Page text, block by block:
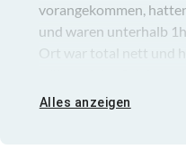
vorangekommen,
und waren unterhalb
Ort war total nett und
angeboten/gegeben.
Escape-Spiele
Alles anzeigen